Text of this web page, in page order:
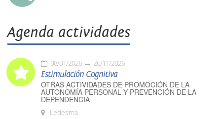
Agenda actividades
08/01/2026 26/11/2026
Estimulación Cognitiva
OTRAS ACTIVIDADES DE PROMOCIÓN DE LA
AUTONOMÍA PERSONAL Y PREVENCIÓN DE LA
DEPENDENCIA
Ledesma